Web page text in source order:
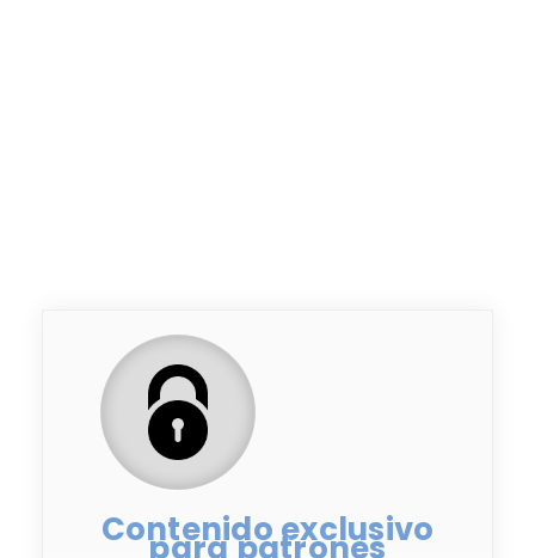
Contenido exclusivo
para patrones